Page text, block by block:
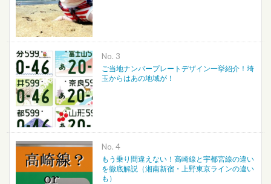
No.
ご当地ナンバープレートデザイン一挙紹介！埼
玉からはあの地域が！
No.
もう乗り間違えない！高崎線と宇都宮線の違い
を徹底解説（湘南新宿・上野東京ラインの違い
も）